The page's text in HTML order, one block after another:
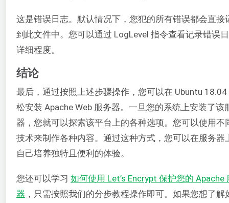
这是错误日志。默认情况下，您犯的所有错误都会直接
到此文件中。您可以通过 LogLevel 指令查看记录错误
详细程度。
结论
最后，通过按照上述步骤操作，您可以在 Ubuntu 18.04
松安装 Apache Web 服务器。一旦您的系统上安装了该
器，您就可以探索该平台上的各种选项。您可以使用不
技术来制作各种内容。通过这种方式，您可以在服务器
自己培养独特且便利的体验。
您还可以学习 如何使用 Let’s Encrypt 保护您的 Apache
器 ，只需按照我们的分步教程操作即可。如果您想了解